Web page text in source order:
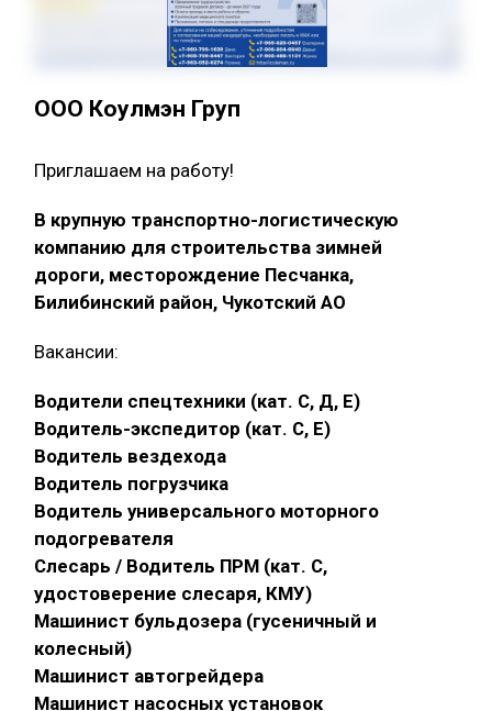
ООО Коулмэн Груп
Приглашаем на работу!
В крупную транспортно-логистическую
компанию для строительства зимней
дороги, месторождение Песчанка,
Билибинский район, Чукотский АО
Вакансии:
Водители спецтехники (кат. С, Д, Е)
Водитель-экспедитор (кат. С, Е)
Водитель вездехода
Водитель погрузчика
Водитель универсального моторного
подогревателя
Слесарь / Водитель ПРМ (кат. С,
удостоверение слесаря, КМУ)
Машинист бульдозера (гусеничный и
колесный)
Машинист автогрейдера
Машинист насосных установок